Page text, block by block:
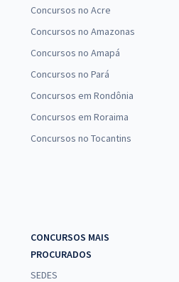
Concursos no Acre
Concursos no Amazonas
Concursos no Amapá
Concursos no Pará
Concursos em Rondônia
Concursos em Roraima
Concursos no Tocantins
CONCURSOS MAIS
PROCURADOS
SEDES